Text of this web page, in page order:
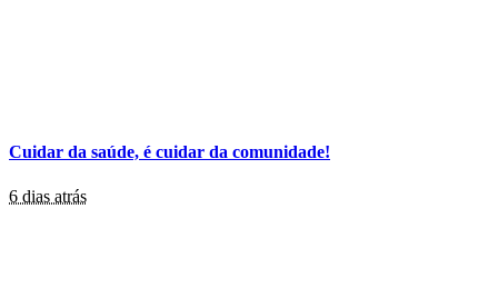
Cuidar da saúde, é cuidar da comunidade!
6 dias atrás